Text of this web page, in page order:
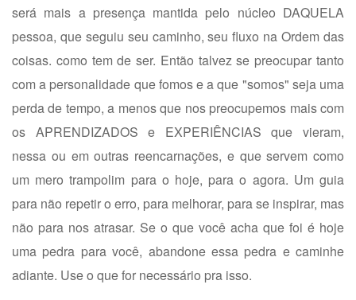
será mais a presença mantida pelo núcleo DAQUELA
pessoa, que seguiu seu caminho, seu fluxo na Ordem das
coisas. como tem de ser. Então talvez se preocupar tanto
com a personalidade que fomos e a que "somos" seja uma
perda de tempo, a menos que nos preocupemos mais com
os APRENDIZADOS e EXPERIÊNCIAS que vieram,
nessa ou em outras reencarnações, e que servem como
um mero trampolim para o hoje, para o agora. Um guia
para não repetir o erro, para melhorar, para se inspirar, mas
não para nos atrasar. Se o que você acha que foi é hoje
uma pedra para você, abandone essa pedra e caminhe
adiante. Use o que for necessário pra isso.